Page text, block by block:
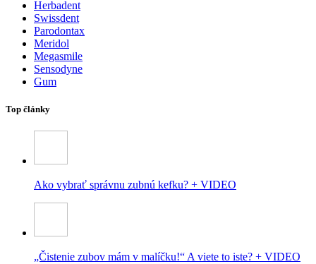
Herbadent
Swissdent
Parodontax
Meridol
Megasmile
Sensodyne
Gum
Top články
Ako vybrať správnu zubnú kefku? + VIDEO
„Čistenie zubov mám v malíčku!“ A viete to iste? + VIDEO